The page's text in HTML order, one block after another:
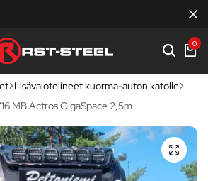
0
Lisävalotelineet kuorma-auton katolle
MB Actros GigaSpace 2,5m